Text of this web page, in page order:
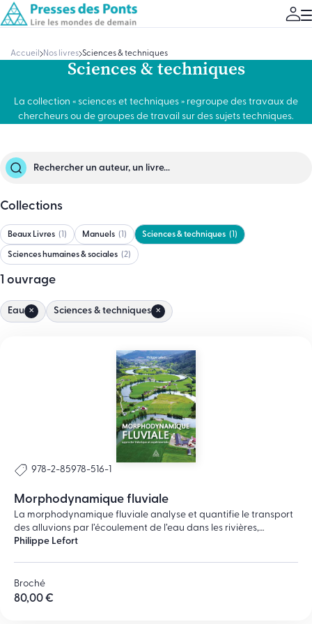
Accueil Nos livres Sciences & techniques
Sciences & techniques
La collection « sciences et techniques » regroupe des travaux de
chercheurs ou de groupes de travail sur des sujets techniques.
Collections
Beaux Livres Manuels Sciences & techniques
Sciences humaines & sociales 2
1 ouvrage
Eau ✕ Sciences & techniques ✕
978-2-85978-516-1
Morphodynamique fluviale
La morphodynamique fluviale analyse et quantifie le transport
des alluvions par l’écoulement de l’eau dans les rivières,
explique les processus d’érosion et de sédimentation et les
rencontrées dans les rivières (chapitre 1).C’est avant tout une
science expérimentale ; les méthodes de mesure et
Philippe Lefort
Broché
80,00 €